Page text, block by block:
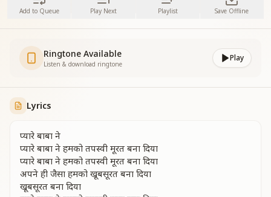
Add to Queue Play Next Playlist Save Offline
Ringtone Available
Listen & download ringtone
Play
Lyrics
प्यारे बाबा ने
प्यारे बाबा ने हमको तपस्वी मूरत बना दिया
प्यारे बाबा ने हमको तपस्वी मूरत बना दिया
अपने ही जैसा हमको खूबसूरत बना दिया
खूबसूरत बना दिया